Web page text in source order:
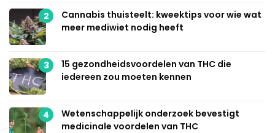
2
Cannabis thuisteelt: kweektips voor wie wat
meer mediwiet nodig heeft
3
15 gezondheidsvoordelen van THC die
iedereen zou moeten kennen
4
Wetenschappelijk onderzoek bevestigt
medicinale voordelen van THC